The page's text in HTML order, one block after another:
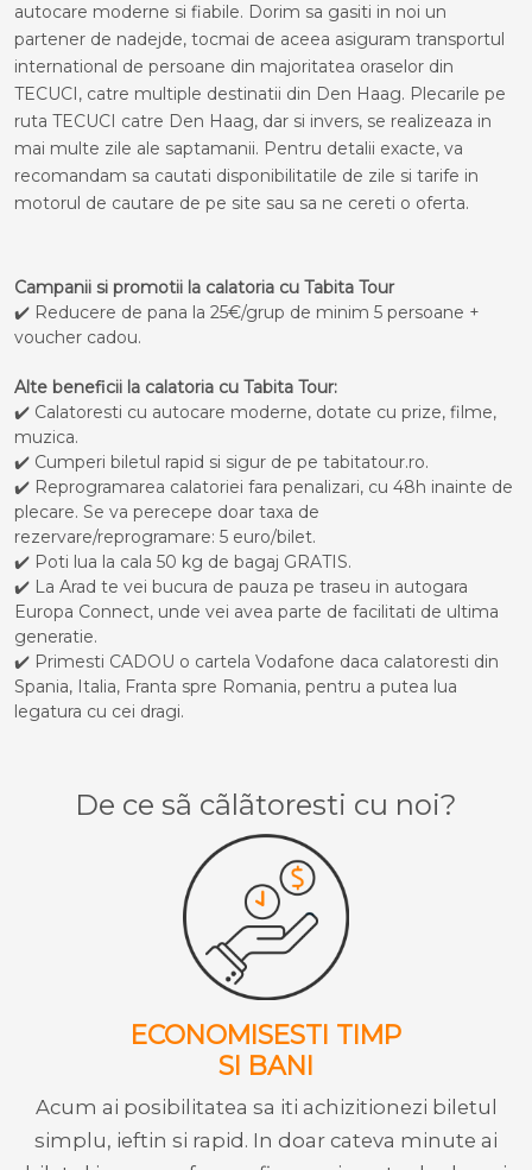
autocare moderne si fiabile. Dorim sa gasiti in noi un
partener de nadejde, tocmai de aceea asiguram transportul
international de persoane din majoritatea oraselor din
TECUCI, catre multiple destinatii din Den Haag. Plecarile pe
ruta TECUCI catre Den Haag, dar si invers, se realizeaza in
mai multe zile ale saptamanii. Pentru detalii exacte, va
recomandam sa cautati disponibilitatile de zile si tarife in
motorul de cautare de pe site sau sa ne cereti o oferta.
Campanii si promotii la calatoria cu Tabita Tour
✔️ Reducere de pana la 25€/grup de minim 5 persoane +
voucher cadou.
Alte beneficii la calatoria cu Tabita Tour:
✔️ Calatoresti cu autocare moderne, dotate cu prize, filme,
muzica.
✔️ Cumperi biletul rapid si sigur de pe tabitatour.ro.
✔️ Reprogramarea calatoriei fara penalizari, cu 48h inainte de
plecare. Se va perecepe doar taxa de
rezervare/reprogramare: 5 euro/bilet.
✔️ Poti lua la cala 50 kg de bagaj GRATIS.
✔️ La Arad te vei bucura de pauza pe traseu in autogara
Europa Connect, unde vei avea parte de facilitati de ultima
generatie.
✔️ Primesti CADOU o cartela Vodafone daca calatoresti din
Spania, Italia, Franta spre Romania, pentru a putea lua
legatura cu cei dragi.
De ce sã cãlãtoresti cu noi?
ECONOMISESTI TIMP
SI BANI
Acum ai posibilitatea sa iti achizitionezi biletul
simplu, ieftin si rapid. In doar cateva minute ai